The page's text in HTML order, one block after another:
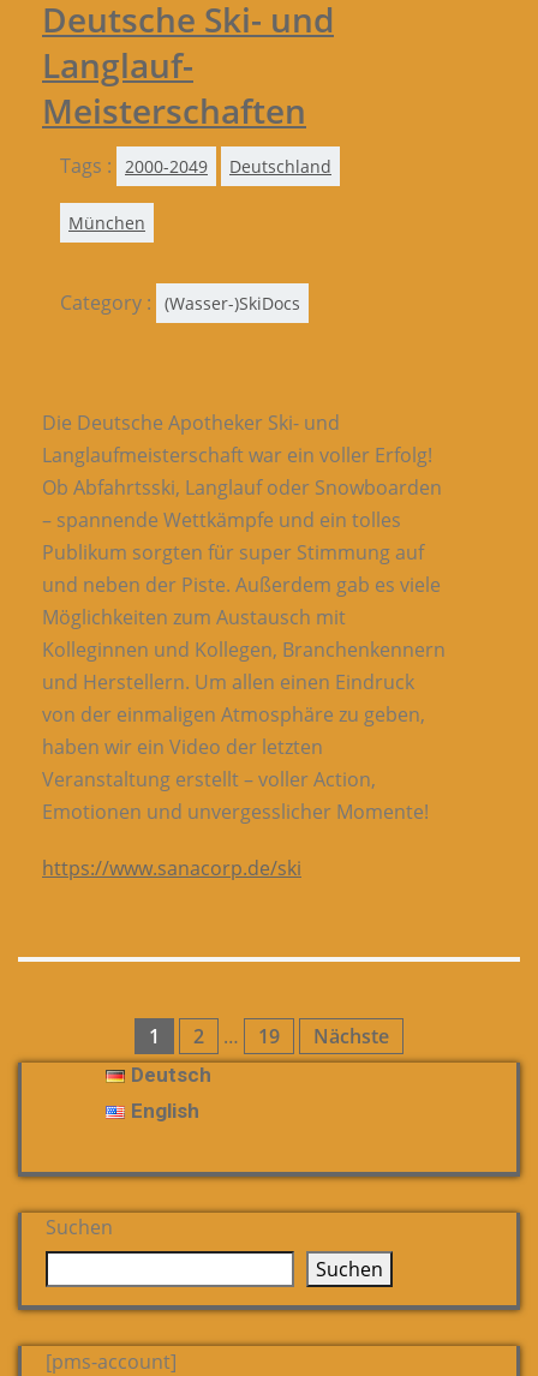
Deutsche Ski- und
Langlauf-
Meisterschaften
Tags : 2000-2049 Deutschland
München
Category : (Wasser-)SkiDocs
Die Deutsche Apotheker Ski- und
Langlaufmeisterschaft war ein voller Erfolg!
Ob Abfahrtsski, Langlauf oder Snowboarden
– spannende Wettkämpfe und ein tolles
Publikum sorgten für super Stimmung auf
und neben der Piste. Außerdem gab es viele
Möglichkeiten zum Austausch mit
Kolleginnen und Kollegen, Branchenkennern
und Herstellern. Um allen einen Eindruck
von der einmaligen Atmosphäre zu geben,
haben wir ein Video der letzten
Veranstaltung erstellt – voller Action,
Emotionen und unvergesslicher Momente!
https://www.sanacorp.de/ski
Seitennummerierung
Beiträge
1 2 … 19 Nächste
Deutsch
English
Suchen
Suchen
[pms-account]